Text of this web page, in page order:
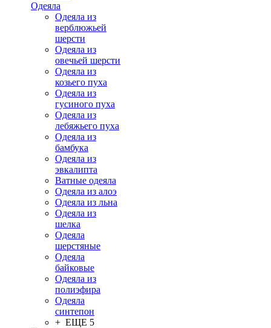
Одеяла
Одеяла из
верблюжьей
шерсти
Одеяла из
овечьей шерсти
Одеяла из
козьего пуха
Одеяла из
гусиного пуха
Одеяла из
лебяжьего пуха
Одеяла из
бамбука
Одеяла из
эвкалипта
Ватные одеяла
Одеяла из алоэ
Одеяла из льна
Одеяла из
шелка
Одеяла
шерстяные
Одеяла
байковые
Одеяла из
полиэфира
Одеяла
синтепон
+ ЕЩЕ 5